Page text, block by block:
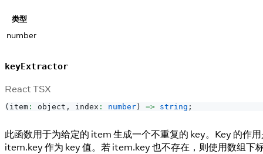
类型
number
keyExtractor
React TSX
( item : object , index : number ) => string ;
此函数用于为给定的 item 生成一个不重复的 key。Key 的作
item.key 作为 key 值。若 item.key 也不存在，则使用数组下